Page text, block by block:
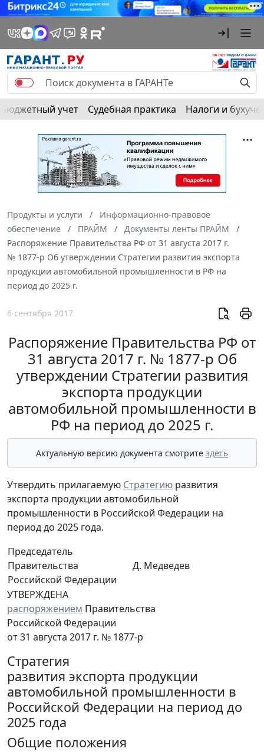
Бюджетный учет Судебная практика Налоги и
Продукты и услуги
Информационно-правовое
обеспечение
ПРАЙМ
Документы ленты ПРАЙМ
Распоряжение Правительства РФ от 31 августа 2017 г.
№ 1877-р Об утверждении Стратегии развития экспорта
продукции автомобильной промышленности в РФ на
период до 2025 г.
6 сентября 2017
Распоряжение Правительства РФ от
31 августа 2017 г. № 1877-р Об
утверждении Стратегии развития
экспорта продукции
автомобильной промышленности в
РФ на период до 2025 г.
Актуальную версию документа смотрите здесь
Утвердить прилагаемую Стратегию развития
экспорта продукции автомобильной
промышленности в Российской Федерации на
период до 2025 года.
Председатель
Правительства
Российской Федерации
Д. Медведев
УТВЕРЖДЕНА
распоряжением Правительства
Российской Федерации
от 31 августа 2017 г. № 1877-р
Стратегия
развития экспорта продукции
автомобильной промышленности в
Российской Федерации на период до
2025 года
Общие положения